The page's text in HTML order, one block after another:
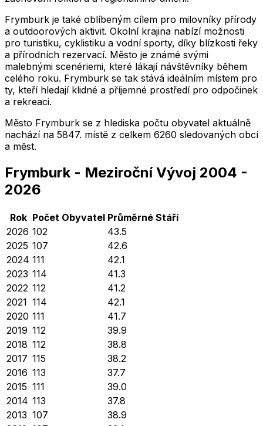
Frymburk je také oblíbeným cílem pro milovníky přírody
a outdoorových aktivit. Okolní krajina nabízí možnosti
pro turistiku, cyklistiku a vodní sporty, díky blízkosti řeky
a přírodních rezervací. Město je známé svými
malebnými scenériemi, které lákají návštěvníky během
celého roku. Frymburk se tak stává ideálním místem pro
ty, kteří hledají klidné a příjemné prostředí pro odpočinek
a rekreaci.
Město Frymburk se z hlediska počtu obyvatel aktuálně
nachází na 5847. místě z celkem 6260 sledovaných obcí
a měst.
Frymburk- Meziroční Vývoj 2004 -
2026
Rok Počet Obyvatel Průměrné Stáří
2026 102
43.5
2025 107
42.6
2024 111
42.1
2023 114
41.3
2022 112
41.2
2021 114
42.1
2020 111
41.7
2019 112
39.9
2018 112
38.8
2017 115
38.2
2016 113
37.7
2015 111
39.0
2014 113
37.8
2013 107
38.9